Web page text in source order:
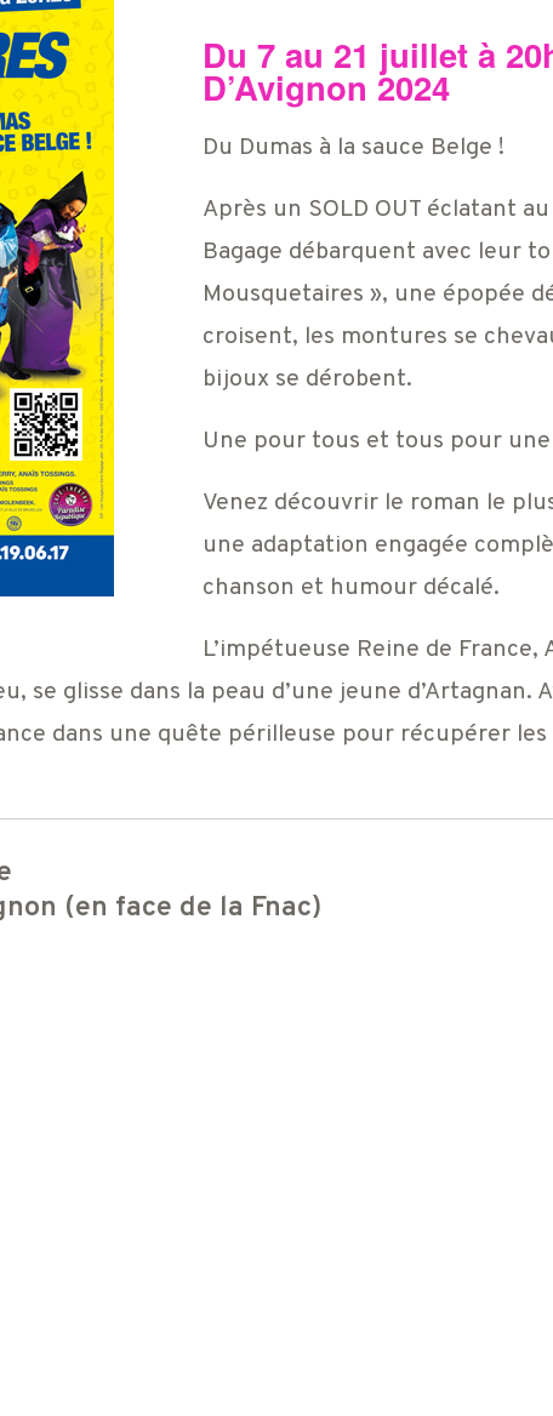
Du 7 au 21 juillet à
D’Avignon 2024
Du Dumas à la sauce Belge !
Après un SOLD OUT éclatant
Bagage débarquent avec leur
Mousquetaires », une épopée
croisent, les montures se
bijoux se dérobent.
Une pour tous et tous pour une
Venez découvrir le roman le
une adaptation engagée
chanson et humour décalé.
L’impétueuse Reine de
se glisse dans la peau d’une jeune d’Artagnan.
dans une quête périlleuse pour récupérer
(en face de la Fnac)